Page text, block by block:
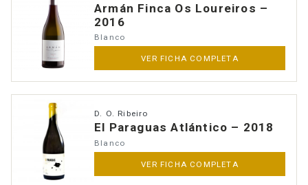
Armán Finca Os Loureiros –
2016
Blanco
VER FICHA COMPLETA
D. O. Ribeiro
El Paraguas Atlántico – 2018
Blanco
VER FICHA COMPLETA